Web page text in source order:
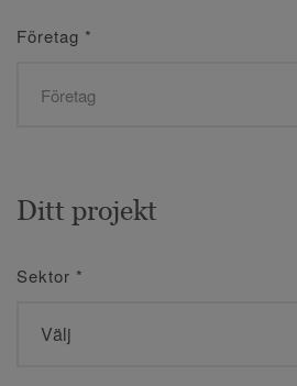
Företag *
Ditt projekt
Sektor *